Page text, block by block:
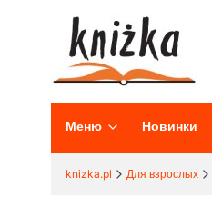
Меню Новинки
knizka.pl Для взрослых